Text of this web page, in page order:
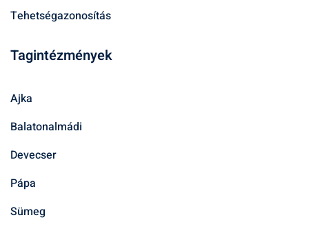
Tehetségazonosítás
Tagintézmények
Ajka
Balatonalmádi
Devecser
Pápa
Sümeg